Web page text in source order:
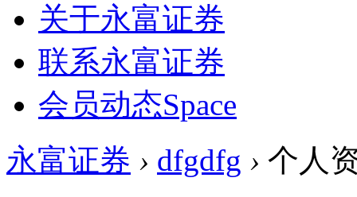
关于永富证券
联系永富证券
会员动态Space
永富证券 › dfgdfg › 个人